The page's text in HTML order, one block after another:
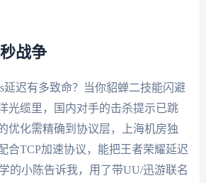
战争
延迟有多致命？当你貂蝉二技能闪避
光缆里，国内对手的击杀提示已跳
优化需精确到协议层，上海机房独
合TCP加速协议，能把王者荣耀延迟
的小陈告诉我，用了带UU/迅游联名